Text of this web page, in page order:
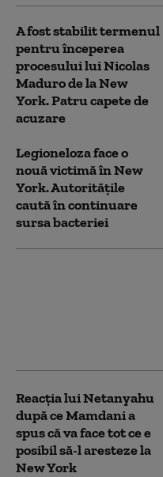
A fost stabilit termenul
pentru începerea
procesului lui Nicolas
Maduro de la New
York. Patru capete de
acuzare
Legioneloza face o
nouă victimă în New
York. Autoritățile
caută în continuare
sursa bacteriei
Reacția lui Netanyahu
după ce Mamdani a
spus că va face tot ce e
posibil să-l aresteze la
New York